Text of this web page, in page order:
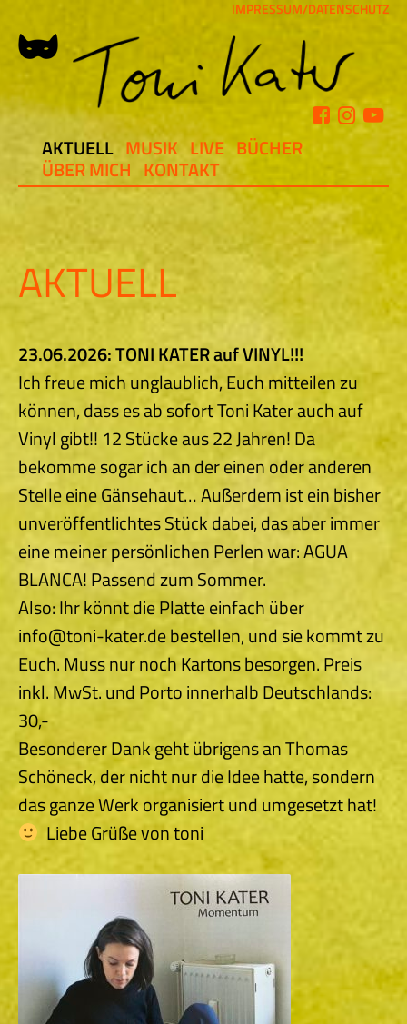
Skip
to
content
IMPRESSUM/DATENSCHUTZ
AKTUELL MUSIK LIVE BÜCHER
ÜBER MICH KONTAKT
AKTUELL
23.06.2026: TONI KATER auf VINYL!!!
Ich freue mich unglaublich, Euch mitteilen zu
können, dass es ab sofort Toni Kater auch auf
Vinyl gibt!! 12 Stücke aus 22 Jahren! Da
bekomme sogar ich an der einen oder anderen
Stelle eine Gänsehaut… Außerdem ist ein bisher
unveröffentlichtes Stück dabei, das aber immer
eine meiner persönlichen Perlen war: AGUA
BLANCA! Passend zum Sommer.
Also: Ihr könnt die Platte einfach über
info@toni-kater.de bestellen, und sie kommt zu
Euch. Muss nur noch Kartons besorgen. Preis
inkl. MwSt. und Porto innerhalb Deutschlands:
30,-
Besonderer Dank geht übrigens an Thomas
Schöneck, der nicht nur die Idee hatte, sondern
das ganze Werk organisiert und umgesetzt hat!
Liebe Grüße von toni